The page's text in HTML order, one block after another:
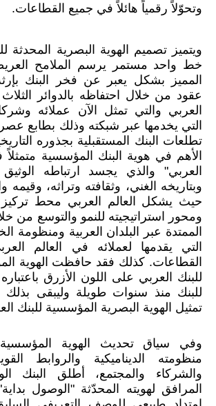
وتحوّلاً رقمياً هائلاً في جميع القطاعات.
ويتميز تصميم الهوية البصرية المحدثة
خط واحد مستمر يرسم الملامح
عقود من خلال احتفاظه بالدوائر
العربي والتي تمثل الآن عملائه
التي يخدمها عبر شبكته وذلك بطابع
تطلعات البنك المستقبلية بجذوره
الأهم في هوية البنك المؤسسية
العربي"
والذي يجسد ارتباطه الوثيق
وبتاريخه الغني، وثقافته وتراثه، وقيمه
حيث يشكل العالم العربي محط تركيز
ومحور استراتيجيته للنمو والتوسع من
الممتدة عبر البلدان العربية ومنظومة
التي يقدمها لعملائه في العالم
القطاعات. كذلك فقد حافظت الهوية
للبنك العربي على اللون الأزرق
للبنك منذ سنوات طويلة وليبقى
تمثيل الهوية البصرية المؤسسية للبنك
وفي سياق تحديث الهوية
منظومته الديناميكية والروابط
والشركاء والمجتمع، أطلق البنك
المرافق لهويته المحدّثة "الوصول